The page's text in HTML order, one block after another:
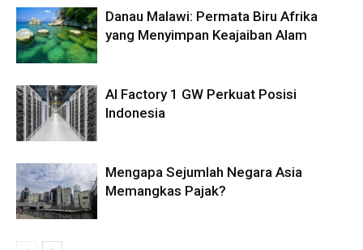
Danau Malawi: Permata Biru Afrika
yang Menyimpan Keajaiban Alam
AI Factory 1 GW Perkuat Posisi
Indonesia
Mengapa Sejumlah Negara Asia
Memangkas Pajak?